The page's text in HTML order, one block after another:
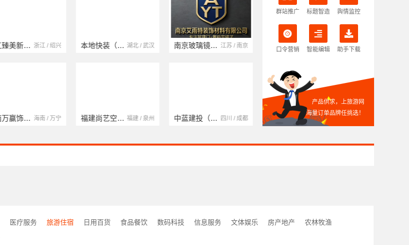
浙江臻美新型建材有限公司 浙江 / 绍兴
海南万赢饰家新型建筑材料有限公司 海南 / 万宁
本地快装（湖北）科技有限公司 湖北 / 武汉
福建尚艺空间新材料科技有限公司 福建 / 泉州
南京玻璃镜子加工厂 江苏 / 南京
中蓝建投（北京）建设有限公司四川第一分公司 四川 / 成都
湖北省腾冠畅实业贸易有限公司 湖北 / 武汉
湖南自由家装饰工程有限公司 湖南 / 湘潭
群站推广 标题智造 舆情监控
口令营销 智能编辑 助手下载
产品供求，上旅游网
海量订单品牌任挑选！
医疗服务 旅游住宿 日用百货 食品餐饮 数码科技 信息服务 文体娱乐 房产地产
农林牧渔